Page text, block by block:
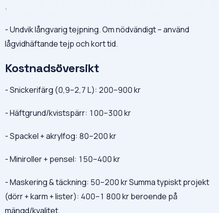
.
- Undvik långvarig tejpning. Om nödvändigt – använd
lågvidhäftande tejp och kort tid.
Kostnadsöversikt
- Snickerifärg (0,9–2,7 L): 200–900 kr
- Häftgrund/kvistspärr: 100–300 kr
- Spackel + akrylfog: 80–200 kr
- Miniroller + pensel: 150–400 kr
- Maskering & täckning: 50–200 kr Summa typiskt projekt
(dörr + karm + lister): 400–1 800 kr beroende på
mängd/kvalitet.